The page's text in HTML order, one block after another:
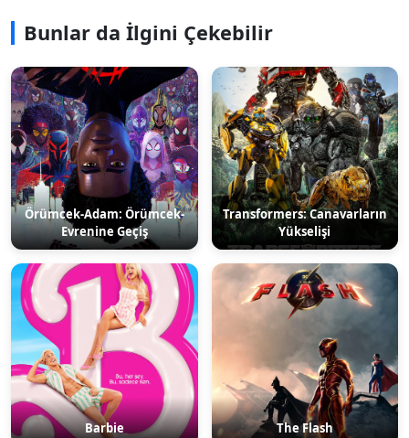
Bunlar da İlgini Çekebilir
Örümcek-Adam: Örümcek-
Evrenine Geçiş
Transformers: Canavarların
Yükselişi
Barbie The Flash